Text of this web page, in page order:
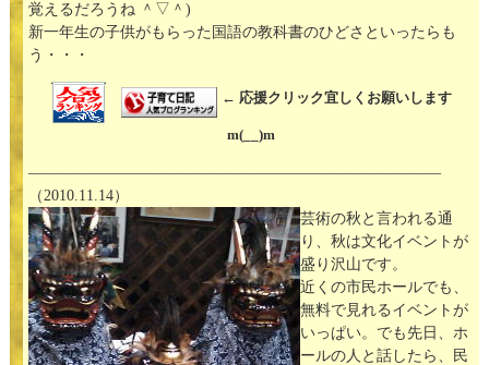
覚えるだろうね ＾▽＾)
新一年生の子供がもらった国語の教科書のひどさといったらも
う・・・
← 応援クリック宜しくお願いします
m(__)m
———————————————————————————
（2010.11.14）
芸術の秋と言われる通
り、秋は文化イベントが
盛り沢山です。
近くの市民ホールでも、
無料で見れるイベントが
いっぱい。でも先日、ホ
ールの人と話したら、民